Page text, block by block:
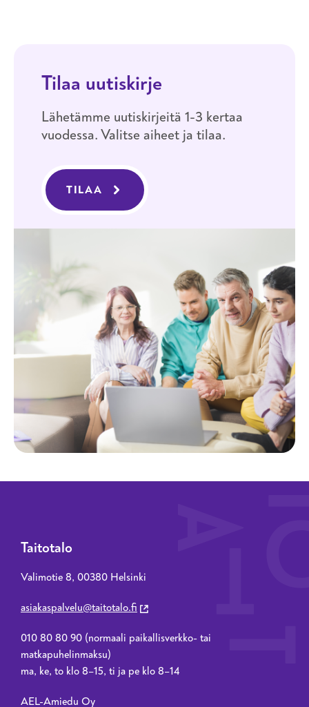
Tilaa uutiskirje
Lähetämme uutiskirjeitä 1-3 kertaa
vuodessa. Valitse aiheet ja tilaa.
TILAA
Taitotalo
Valimotie 8, 00380 Helsinki
asiakaspalvelu@taitotalo.fi
010 80 80 90 (normaali paikallisverkko- tai
matkapuhelinmaksu)
ma, ke, to klo 8–15, ti ja pe klo 8–14
AEL-Amiedu Oy